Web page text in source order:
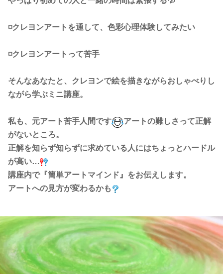
◽️クレヨンアートを通して、色彩心理体験してみたい
◽️クレヨンアートって苦手
そんなあなたと、クレヨンで絵を描きながらおしゃべりし
ながら学ぶミニ講座。
私も、元アート苦手人間です
アートの難しさって正解
がないところ。
正解を知らず知らずに求めている人にはちょっとハードル
が高い…
講座内で『簡単アートマインド』をお伝えします。
アートへの見方が変わるかも